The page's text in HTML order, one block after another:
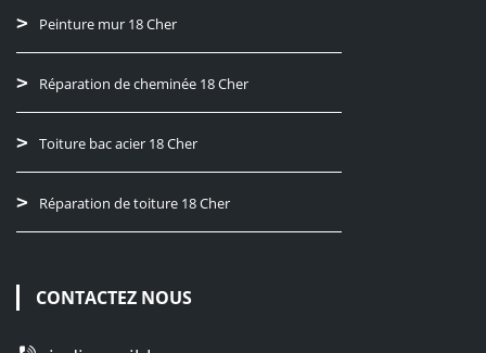
Peinture mur 18 Cher
Réparation de cheminée 18 Cher
Toiture bac acier 18 Cher
Réparation de toiture 18 Cher
CONTACTEZ NOUS